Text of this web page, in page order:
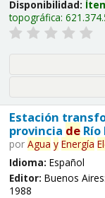
Disponibilidad:
topográfica:
Estación
provincia deRío
por Agua y Energía
Idioma: Español
Editor: Buenos Aires:
1988